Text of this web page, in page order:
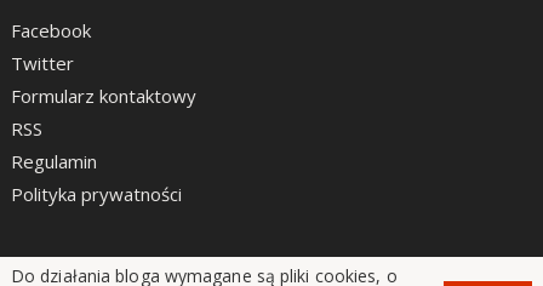
Facebook
Twitter
Formularz kontaktowy
RSS
Regulamin
Polityka prywatności
Do działania bloga wymagane są pliki cookies, o